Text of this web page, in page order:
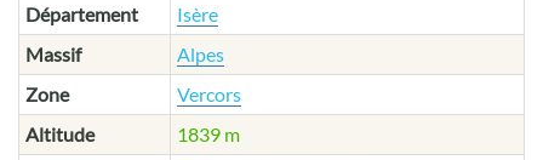
Département
Isère
Massif
Alpes
Zone
Vercors
Altitude
1839 m